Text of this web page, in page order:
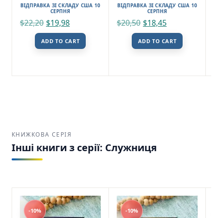
ВІДПРАВКА ЗІ СКЛАДУ США 10
СЕРПНЯ
$22,20 $19,98
ADD TO CART
ВІДПРАВКА ЗІ СКЛАДУ США 10
СЕРПНЯ
$20,50 $18,45
ADD TO CART
КНИЖКОВА СЕРІЯ
Інші книги з серії: Служниця
-10% -10%